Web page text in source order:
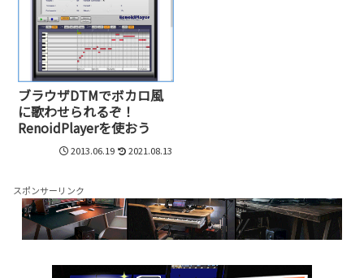
ブラウザDTMでボカロ風
に歌わせられるぞ！
RenoidPlayerを使おう
2013.06.19 2021.08.13
スポンサーリンク